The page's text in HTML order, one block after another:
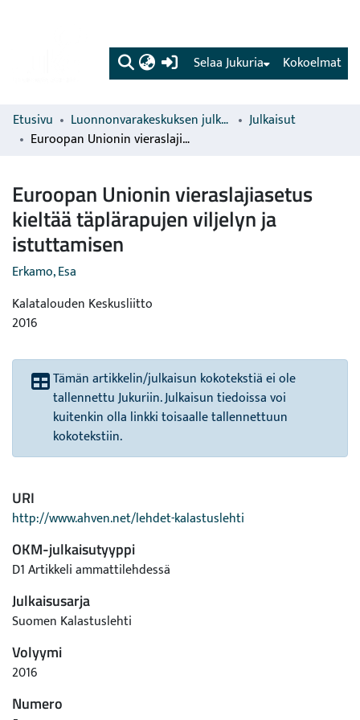
(current) Kokoelmat
Selaa Jukuria
Etusivu Luonnonvarakeskuksen julkaisut
Julkaisut
Euroopan Unionin vieraslajiasetus kieltää täplärapujen viljelyn ja istuttamisen
Euroopan Unionin vieraslajiasetus
kieltää täplärapujen viljelyn ja
istuttamisen
Erkamo, Esa
Kalatalouden Keskusliitto
2016
Tämän artikkelin/julkaisun kokotekstiä ei ole
tallennettu Jukuriin. Julkaisun tiedoissa voi
kuitenkin olla linkki toisaalle tallennettuun
kokotekstiin.
URI
http://www.ahven.net/lehdet-kalastuslehti
OKM-julkaisutyyppi
D1 Artikkeli ammattilehdessä
Julkaisusarja
Suomen Kalastuslehti
Volyymi
2016
Numero